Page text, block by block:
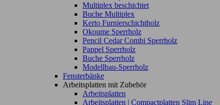
Multiplex beschichtet
Buche Multiplex
Kerto Furnierschichtholz
Okoume Sperrholz
Pencil Cedar Combi Sperrholz
Pappel Sperrholz
Buche Sperrholz
Modellbau-Sperrholz
Fensterbänke
Arbeitsplatten mit Zubehör
Arbeitsplatten
Arbeitsplatten | Compactplatten Slim Line